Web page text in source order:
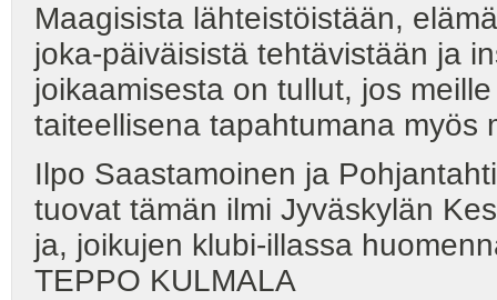
Maagisista lähteistöistään,
joka-päiväisistä tehtävistään ja
joikaamisesta on tullut, jos
taiteellisena tapahtumana myös
Ilpo Saastamoinen ja
tuovat tämän ilmi Jyväskylän
ja, joikujen klubi-illassa
TEPPO KULMALA